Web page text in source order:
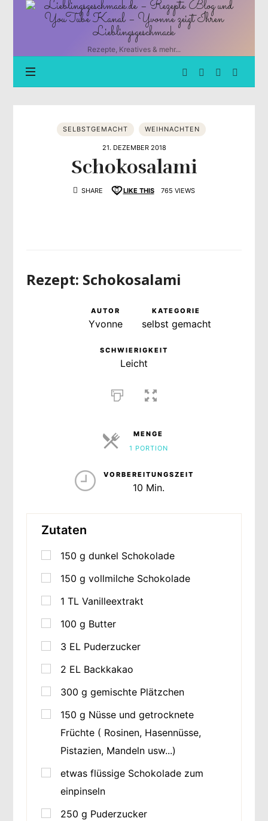
Lieblingsgeschmack.de
Rezepte
und
YouTube
Kanal
Lieblingsgeschmack
Rezepte, Kreatives & mehr...
SELBSTGEMACHT WEIHNACHTEN
21. DEZEMBER 2018
Schokosalami
SHARE LIKE THIS 765 VIEWS
Rezept: Schokosalami
AUTOR
Yvonne
KATEGORIE
selbst gemacht
SCHWIERIGKEIT
Leicht
MENGE
1 PORTION
VORBEREITUNGSZEIT
10 Min.
Zutaten
150 g dunkel Schokolade
150 g vollmilche Schokolade
1 TL Vanilleextrakt
100 g Butter
3 EL Puderzucker
2 EL Backkakao
300 g gemischte Plätzchen
150 g Nüsse und getrocknete
Früchte ( Rosinen, Hasennüsse,
Pistazien, Mandeln usw...)
etwas flüssige Schokolade zum
einpinseln
250 g Puderzucker